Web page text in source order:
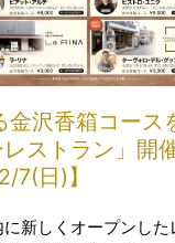
金沢香箱コース
ストラン」開
7(日)】
新しくオープンし